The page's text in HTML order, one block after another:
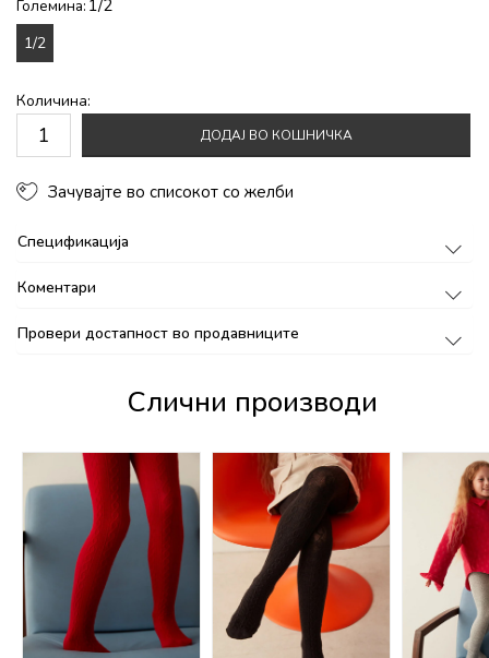
Големина: 1/2
1/2
Количина:
ДОДАЈ ВО КОШНИЧКА
Зачувајте во списокот со желби
Спецификација
Коментари
Провери достапност во продавниците
Слични производи